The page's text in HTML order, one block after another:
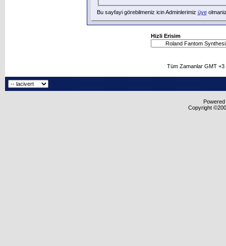
Bu sayfayi görebilmeniz icin Adminlerimiz üye
Hizli Erisim
Tüm Zamanlar GMT
Copyright